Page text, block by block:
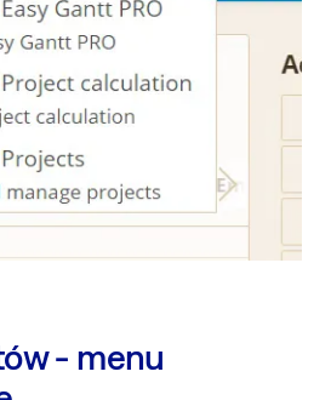
- menu